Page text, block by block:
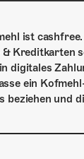
ist
& Kreditkarten
digitales
ein
beziehen und